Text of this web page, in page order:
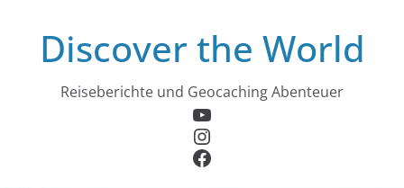
springenDiscover the World
Reiseberichte und Geocaching Abenteuer
YouTube
Instagram
Facebook